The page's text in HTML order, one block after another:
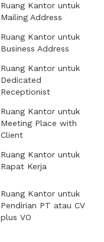
Ruang Kantor untuk
Mailing Address
Ruang Kantor untuk
Business Address
Ruang Kantor untuk
Dedicated
Receptionist
Ruang Kantor untuk
Meeting Place with
Client
Ruang Kantor untuk
Rapat Kerja
Ruang Kantor untuk
Pendirian PT atau CV
plus VO